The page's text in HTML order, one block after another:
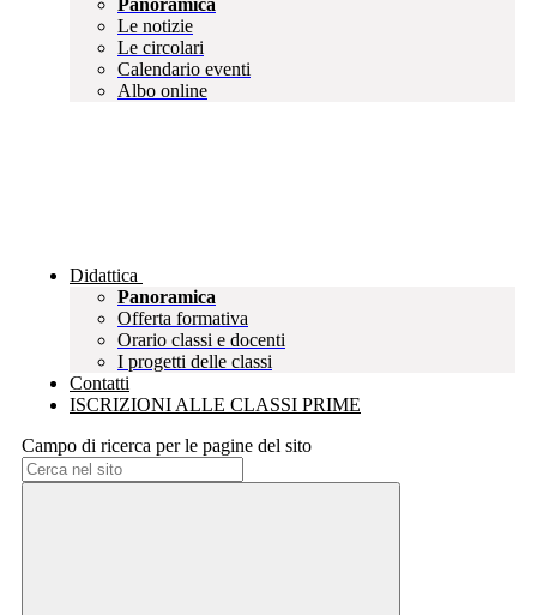
Panoramica
Le notizie
Le circolari
Calendario eventi
Albo online
Didattica
Panoramica
Offerta formativa
Orario classi e docenti
I progetti delle classi
Contatti
ISCRIZIONI ALLE CLASSI PRIME
Campo di ricerca per le pagine del sito